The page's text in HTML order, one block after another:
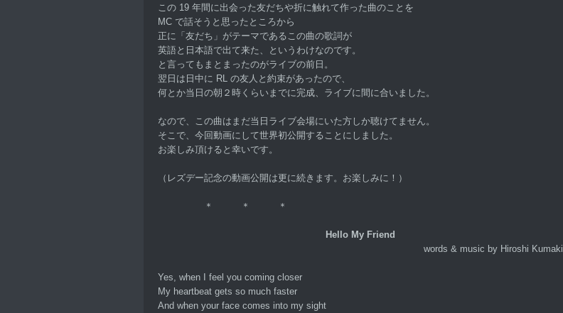
この 19 年間に出会った友だちや折に触れて作った曲のことを
MC で話そうと思ったところから
正に「友だち」がテーマであるこの曲の歌詞が
英語と日本語で出て来た、というわけなのです。
と言ってもまとまったのがライブの前日。
翌日は日中に RL の友人と約束があったので、
何とか当日の朝２時くらいまでに完成、ライブに間に合いました。
なので、この曲はまだ当日ライブ会場にいた方しか聴けてません。
そこで、今回動画にして世界初公開することにしました。
お楽しみ頂けると幸いです。
（レズデー記念の動画公開は更に続きます。お楽しみに！）
＊ ＊ ＊
Hello My Friend
words & music by Hiroshi Kumaki
Yes, when I feel you coming closer
My heartbeat gets so much faster
And when your face comes into my sight